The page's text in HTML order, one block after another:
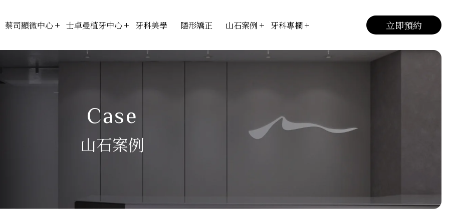
蔡司顯微中心 士卓曼植牙中心 牙科美學 隱形矯正 山石案例 牙科專欄 立即預約
Case
山石案例